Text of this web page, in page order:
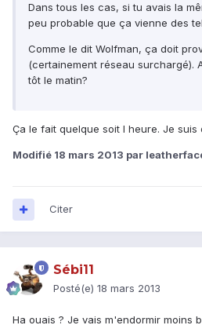
Dans tous les cas, si tu avais la
peu probable que ça vienne des
Comme le dit Wolfman, ça doit
(certainement réseau surchargé).
tôt le matin?
Ça le fait quelque soit l heure. Je suis
Modifié 18 mars 2013 par
Citer
Sébi11
Posté(e) 18 mars 2013
Ha ouais ? Je vais m'endormir moins